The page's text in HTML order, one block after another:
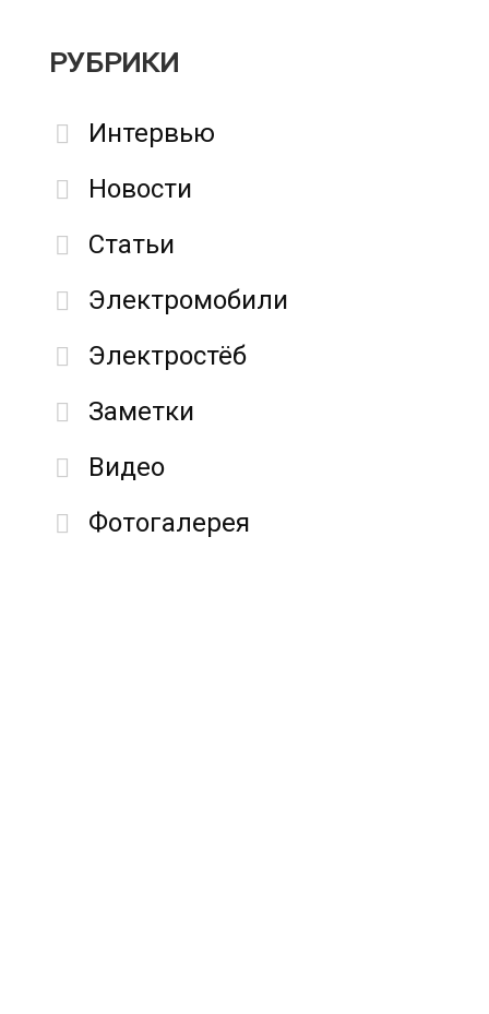
РУБРИКИ
Интервью
Новости
Статьи
Электромобили
Электростёб
Заметки
Видео
Фотогалерея